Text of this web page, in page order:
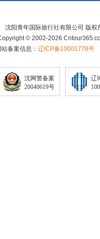
沈阳青年国际旅行社有限公司 版权
© 2002-2026
备案信息： 辽ICP备10001778号
沈网警备案
20040619号
辽